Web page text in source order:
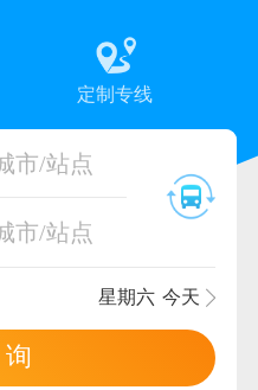
定制专线
市/站点
市/站点
星期六 今天